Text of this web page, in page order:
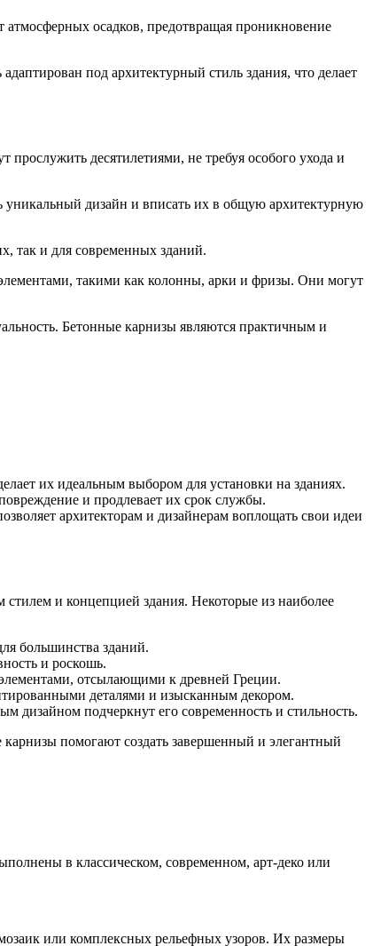
осадков, предотвращая проникновение
под архитектурный стиль здания, что делает
десятилетиями, не требуя особого ухода и
уникальный дизайн и вписать их в общую архитектурную
так и для современных зданий.
такими как колонны, арки и фризы. Они могут
Бетонные карнизы являются практичным и
их идеальным выбором для установки на зданиях.
и продлевает их срок службы.
архитекторам и дизайнерам воплощать свои идеи
и концепцией здания. Некоторые из наиболее
большинства зданий.
и роскошь.
отсылающими к древней Греции.
деталями и изысканным декором.
подчеркнут его современность и стильность.
карнизы помогают создать завершенный и элегантный
в классическом, современном, арт-деко или
или комплексных рельефных узоров. Их размеры